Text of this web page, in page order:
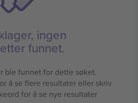
ingen
funnet.
ble funnet for dette søket.
å se flere resultater eller skriv
for å se nye resultater